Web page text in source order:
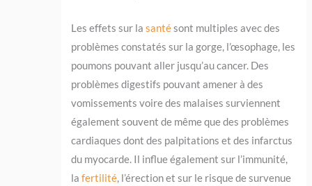
Les effets sur lasantésont multiples avec des
problèmes constatés sur la gorge, l’œsophage, les
poumons pouvant aller jusqu’au cancer. Des
problèmes digestifs pouvant amener à des
vomissements voire des malaises surviennent
également souvent de même que des problèmes
cardiaques dont des palpitations et des infarctus
du myocarde. Il influe également sur l’immunité,
lafertilité, l’érection et sur le risque de survenue